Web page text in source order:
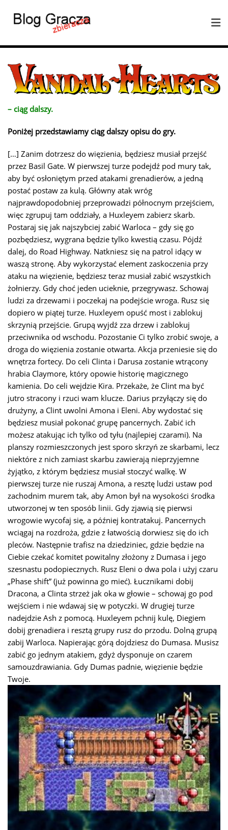
– ciąg dalszy.
Poniżej przedstawiamy ciąg dalszy opisu do gry.
[…] Zanim dotrzesz do więzienia, będziesz musiał przejść
przez Basil Gate. W pierwszej turze podejdź pod mury tak,
aby być osłoniętym przed atakami grenadierów, a jedną
postać postaw za kulą. Główny atak wróg
najprawdopodobniej przeprowadzi północnym przejściem,
więc zgrupuj tam oddziały, a Huxleyem zabierz skarb.
Postaraj się jak najszybciej zabić Warloca – gdy się go
pozbędziesz, wygrana będzie tylko kwestią czasu. Pójdź
dalej, do Road Highway. Natkniesz się na patrol idący w
waszą stronę. Aby wykorzystać element zaskoczenia przy
ataku na więzienie, będziesz teraz musiał zabić wszystkich
żołnierzy. Gdy choć jeden ucieknie, przegrywasz. Schowaj
ludzi za drzewami i poczekaj na podejście wroga. Rusz się
dopiero w piątej turze. Huxleyem opuść most i zablokuj
skrzynią przejście. Grupą wyjdź zza drzew i zablokuj
przeciwnika od wschodu. Pozostanie Ci tylko zrobić swoje, a
droga do więzienia zostanie otwarta. Akcja przeniesie się do
wnętrza fortecy. Do celi Clinta i Darusa zostanie wtrącony
hrabia Claymore, który opowie historię magicznego
kamienia. Do celi wejdzie Kira. Przekaże, że Clint ma być
jutro stracony i rzuci wam klucze. Darius przyłączy się do
drużyny, a Clint uwolni Amona i Eleni. Aby wydostać się
będziesz musiał pokonać grupę pancernych. Zabić ich
możesz atakując ich tylko od tyłu (najlepiej czarami). Na
planszy rozmieszczonych jest sporo skrzyń ze skarbami, lecz
niektóre z nich zamiast skarbu zawierają nieprzyjemne
żyjątko, z którym będziesz musiał stoczyć walkę. W
pierwszej turze nie ruszaj Amona, a resztę ludzi ustaw pod
zachodnim murem tak, aby Amon był na wysokości środka
utworzonej w ten sposób linii. Gdy zjawią się pierwsi
wrogowie wycofaj się, a później kontratakuj. Pancernych
wciągaj na rozdroża, gdzie z łatwością dorwiesz się do ich
pleców. Następnie trafisz na dziedziniec, gdzie będzie na
Ciebie czekać komitet powitalny złożony z Dumasa i jego
szesnastu podopiecznych. Rusz Eleni o dwa pola i użyj czaru
„Phase shift” (już powinna go mieć). Łucznikami dobij
Dracona, a Clinta strzeż jak oka w głowie – schowaj go pod
wejściem i nie wdawaj się w potyczki. W drugiej turze
nadejdzie Ash z pomocą. Huxleyem pchnij kulę, Diegiem
dobij grenadiera i resztą grupy rusz do przodu. Dolną grupą
zabij Warloca. Napierając górą dojdziesz do Dumasa. Musisz
zabić go jednym atakiem, gdyż dysponuje on czarem
samouzdrawiania. Gdy Dumas padnie, więzienie będzie
Twoje.